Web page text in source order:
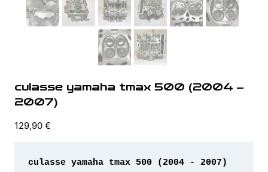
culasse yamaha tmax 500 (2004 –
2007)
129,90 €
culasse yamaha tmax 500 (2004 - 2007)